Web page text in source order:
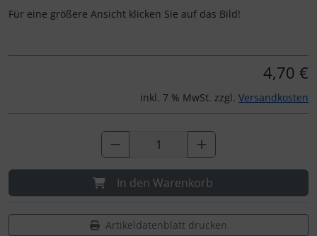
Für eine größere Ansicht klicken Sie auf das Bild!
4,70 €
inkl. 7 % MwSt. zzgl. Versandkosten
In den Warenkorb
Artikeldatenblatt drucken